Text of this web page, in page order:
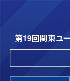
第19回関東ユ